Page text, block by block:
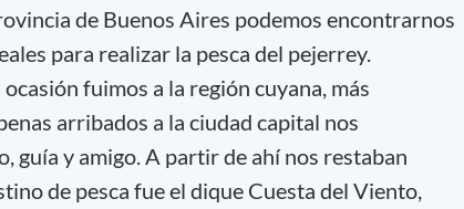
de Buenos Aires podemos encontrarnos
para realizar la pesca del pejerrey.
fuimos a la región cuyana, más
arribados a la ciudad capital nos
guía y amigo. A partir de ahí nos restaban
de pesca fue el dique Cuesta del Viento,